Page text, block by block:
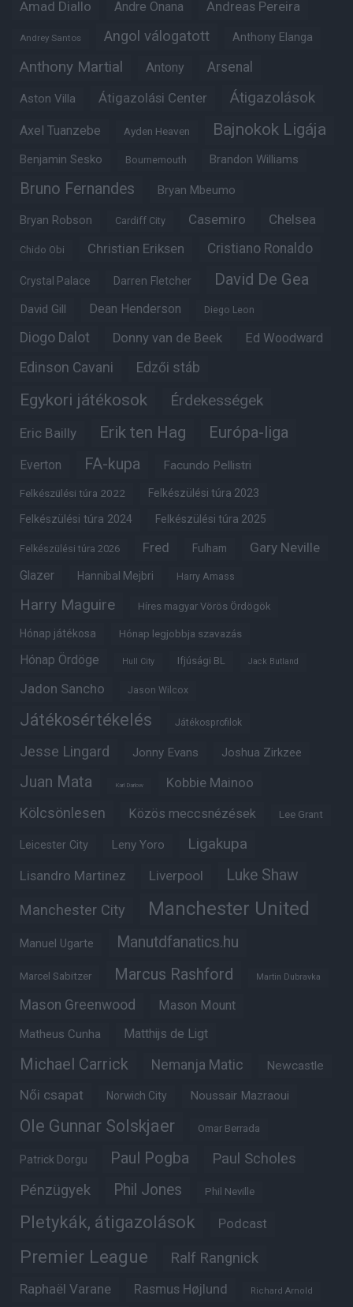
Amad Diallo Andre Onana Andreas Pereira
Andrey Santos Angol válogatott Anthony Elanga
Anthony Martial Antony Arsenal
Aston Villa Átigazolási Center Átigazolások
Axel Tuanzebe Ayden Heaven Bajnokok Ligája
Benjamin Sesko Bournemouth Brandon Williams
Bruno Fernandes Bryan Mbeumo
Bryan Robson Cardiff City Casemiro Chelsea
Chido Obi Christian Eriksen Cristiano Ronaldo
Crystal Palace Darren Fletcher David De Gea
David Gill Dean Henderson Diego Leon
Diogo Dalot Donny van de Beek Ed Woodward
Edinson Cavani Edzői stáb
Egykori játékosok Érdekességek
Eric Bailly Erik ten Hag Európa-liga
Everton FA-kupa Facundo Pellistri
Felkészülési túra 2022 Felkészülési túra 2023
Felkészülési túra 2024 Felkészülési túra 2025
Felkészülési túra 2026 Fred Fulham Gary Neville
Glazer Hannibal Mejbri Harry Amass
Harry Maguire Híres magyar Vörös Ördögök
Hónap játékosa Hónap legjobbja szavazás
Hónap Ördöge Hull City Ifjúsági BL Jack Butland
Jadon Sancho Jason Wilcox
Játékosértékelés Játékosprofilok
Jesse Lingard Jonny Evans Joshua Zirkzee
Juan Mata Karl Darlow Kobbie Mainoo
Kölcsönlesen Közös meccsnézések Lee Grant
Leicester City Leny Yoro Ligakupa
Lisandro Martinez Liverpool Luke Shaw
Manchester City Manchester United
Manuel Ugarte Manutdfanatics.hu
Marcel Sabitzer Marcus Rashford Martin Dubravka
Mason Greenwood Mason Mount
Matheus Cunha Matthijs de Ligt
Michael Carrick Nemanja Matic Newcastle
Női csapat Norwich City Noussair Mazraoui
Ole Gunnar Solskjaer Omar Berrada
Patrick Dorgu Paul Pogba Paul Scholes
Pénzügyek Phil Jones Phil Neville
Pletykák, átigazolások Podcast
Premier League Ralf Rangnick
Raphaël Varane Rasmus Højlund Richard Arnold